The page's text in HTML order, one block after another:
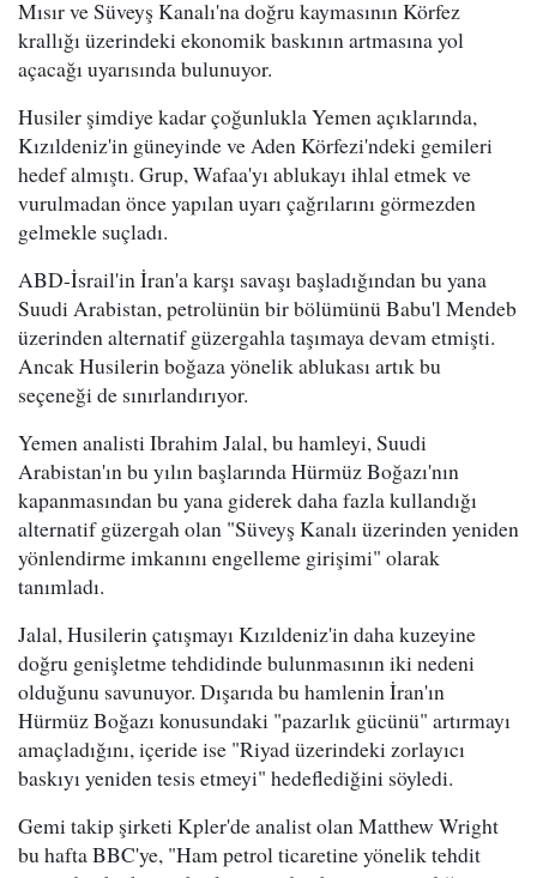
Mısır ve Süveyş Kanalı'na doğru kaymasının Körfez
krallığı üzerindeki ekonomik baskının artmasına yol
açacağı uyarısında bulunuyor.
Husiler şimdiye kadar çoğunlukla Yemen açıklarında,
Kızıldeniz'in güneyinde ve Aden Körfezi'ndeki gemileri
hedef almıştı. Grup, Wafaa'yı ablukayı ihlal etmek ve
vurulmadan önce yapılan uyarı çağrılarını görmezden
gelmekle suçladı.
ABD-İsrail'in İran'a karşı savaşı başladığından bu yana
Suudi Arabistan, petrolünün bir bölümünü Babu'l Mendeb
üzerinden alternatif güzergahla taşımaya devam etmişti.
Ancak Husilerin boğaza yönelik ablukası artık bu
seçeneği de sınırlandırıyor.
Yemen analisti Ibrahim Jalal, bu hamleyi, Suudi
Arabistan'ın bu yılın başlarında Hürmüz Boğazı'nın
kapanmasından bu yana giderek daha fazla kullandığı
alternatif güzergah olan "Süveyş Kanalı üzerinden yeniden
yönlendirme imkanını engelleme girişimi" olarak
tanımladı.
Jalal, Husilerin çatışmayı Kızıldeniz'in daha kuzeyine
doğru genişletme tehdidinde bulunmasının iki nedeni
olduğunu savunuyor. Dışarıda bu hamlenin İran'ın
Hürmüz Boğazı konusundaki "pazarlık gücünü" artırmayı
amaçladığını, içeride ise "Riyad üzerindeki zorlayıcı
baskıyı yeniden tesis etmeyi" hedeflediğini söyledi.
Gemi takip şirketi Kpler'de analist olan Matthew Wright
bu hafta BBC'ye, "Ham petrol ticaretine yönelik tehdit